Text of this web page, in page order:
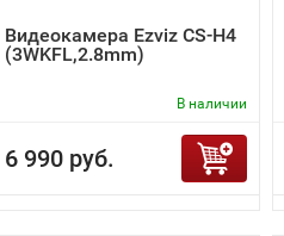
Видеокамера Ezviz CS-H4
(3WKFL,2.8mm)
В наличии
6 990 руб.